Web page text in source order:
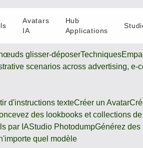
glisser-déposerTechniques
scenarios across advertising,
d'instructions texteCréer un Avatar
des lookbooks et collections
par IAStudio PhotodumpGénérez des
quel modèle
Avatars
IA
Hub
Applications